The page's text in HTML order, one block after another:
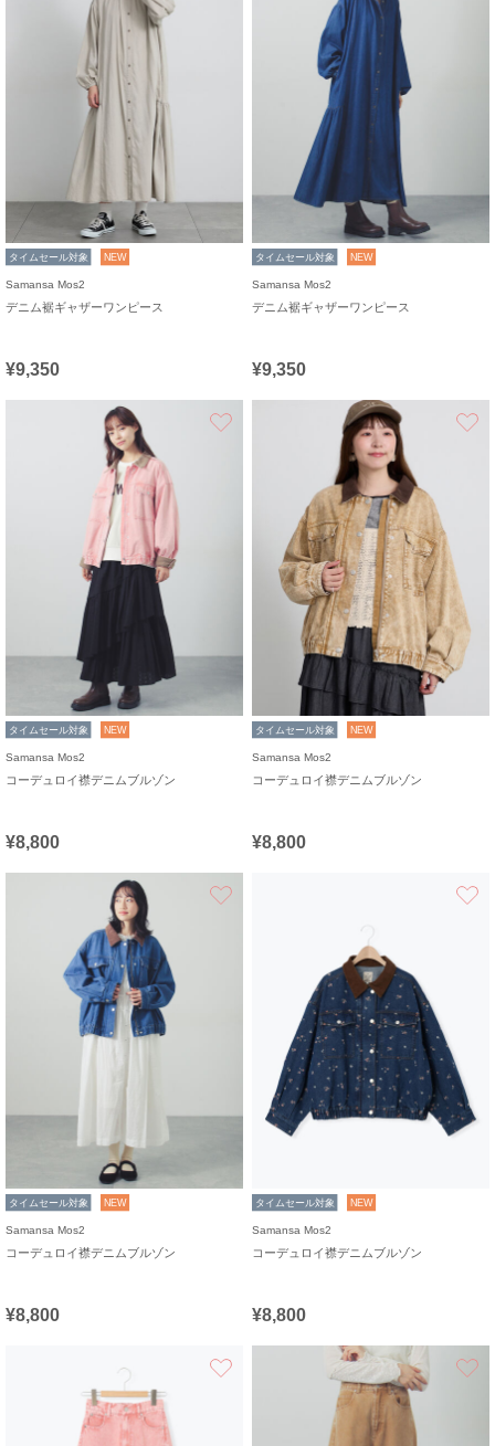
タイムセール対象 NEW
Samansa Mos2
デニム裾ギャザーワンピース
¥9,350
タイムセール対象 NEW
Samansa Mos2
デニム裾ギャザーワンピース
¥9,350
タイムセール対象 NEW
Samansa Mos2
コーデュロイ襟デニムブルゾン
¥8,800
タイムセール対象 NEW
Samansa Mos2
コーデュロイ襟デニムブルゾン
¥8,800
タイムセール対象 NEW
Samansa Mos2
コーデュロイ襟デニムブルゾン
¥8,800
タイムセール対象 NEW
Samansa Mos2
コーデュロイ襟デニムブルゾン
¥8,800